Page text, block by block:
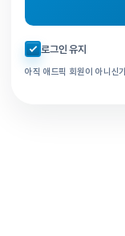
자동로그인 체크
로그인 유지
아직 애드픽 회원이 아니신